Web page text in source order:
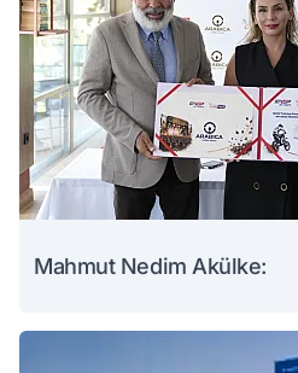
Mahmut Nedim Akülke: